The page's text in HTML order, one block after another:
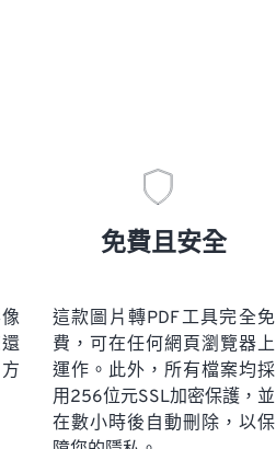
免費且安全
這款圖片轉PDF工具完全免
費，可在任何網頁瀏覽器上
運作。此外，所有檔案均採
用256位元SSL加密保護，並
在數小時後自動刪除，以保